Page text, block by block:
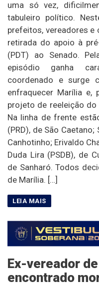
uma só vez,
tabuleiro político.
prefeitos, vereadores e
retirada do apoio à
(PDT) ao Senado.
episódio ganha
coordenado e surge
enfraquecer Marília e,
projeto de reeleição do
Na linha de frente
(PRD), de São
Canhotinho; Erivaldo
Duda Lira (PSDB), de
de Sanharó. Todos
de Marília. […]
Ex-vereador
encontrado